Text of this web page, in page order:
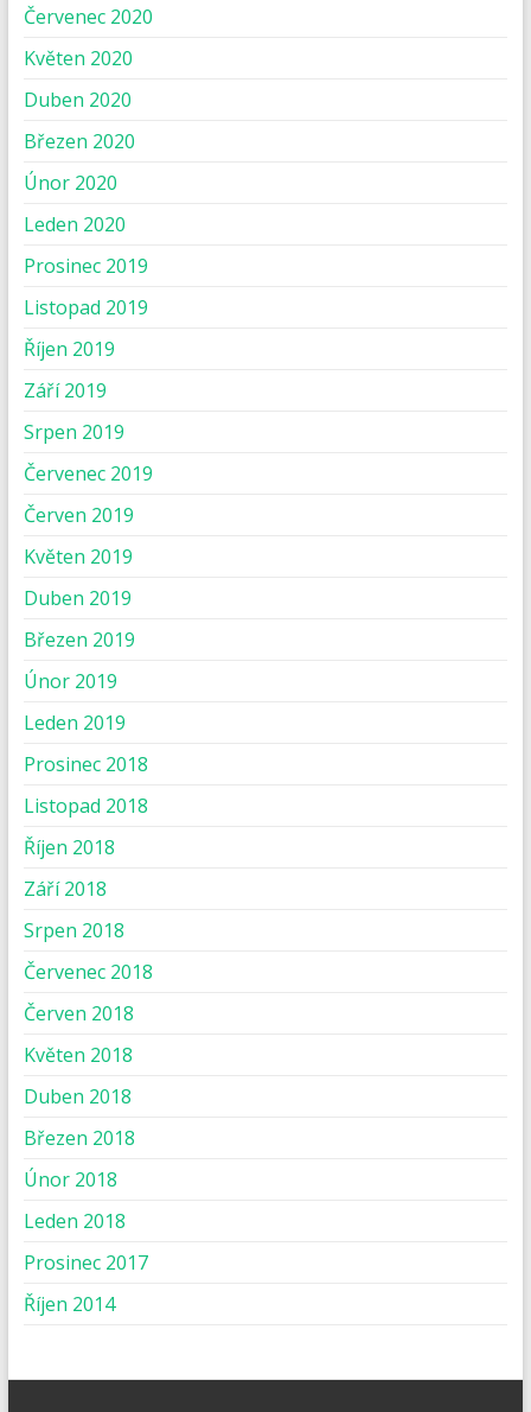
Červenec 2020
Květen 2020
Duben 2020
Březen 2020
Únor 2020
Leden 2020
Prosinec 2019
Listopad 2019
Říjen 2019
Září 2019
Srpen 2019
Červenec 2019
Červen 2019
Květen 2019
Duben 2019
Březen 2019
Únor 2019
Leden 2019
Prosinec 2018
Listopad 2018
Říjen 2018
Září 2018
Srpen 2018
Červenec 2018
Červen 2018
Květen 2018
Duben 2018
Březen 2018
Únor 2018
Leden 2018
Prosinec 2017
Říjen 2014